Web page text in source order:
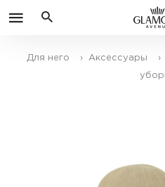
Для него › Аксессуары